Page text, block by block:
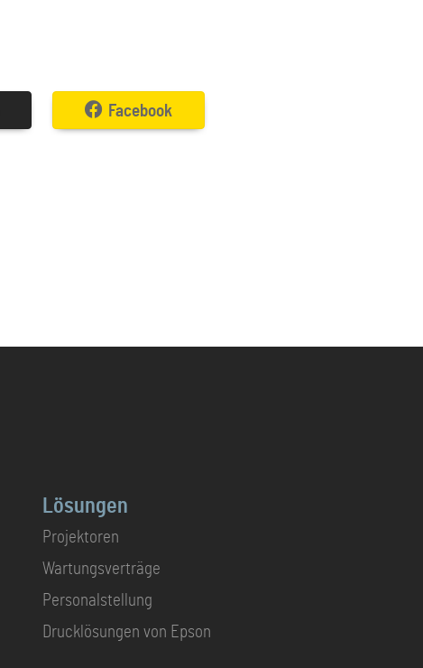
Facebook
Lösungen
Projektoren
Wartungsverträge
Personalstellung
Drucklösungen von Epson